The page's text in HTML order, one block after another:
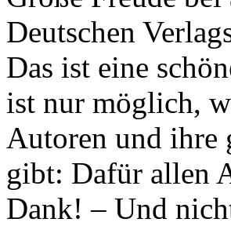
Deutschen
Das ist eine
ist nur möglich,
Autoren und ihre
gibt: Dafür allen
Dank! – Und